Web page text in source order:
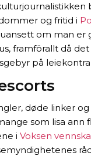
og fritid i
om man
framförallt då
på
døde linker
som lisa
i Voksen